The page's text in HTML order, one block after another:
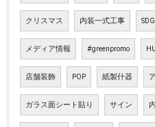
クリスマス 内装一式工事
メディア情報 #greenpromo
店舗装飾 POP 紙製什器
ガラス面シート貼り サイン